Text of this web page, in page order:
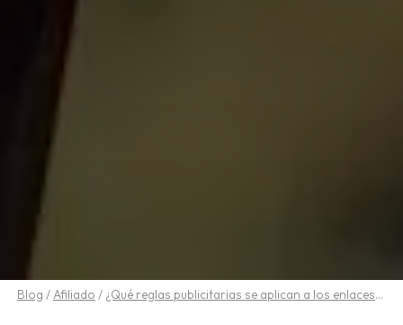
Blog / Afiliado / ¿Qué reglas publicitarias se aplican a los enlaces de afiliados?